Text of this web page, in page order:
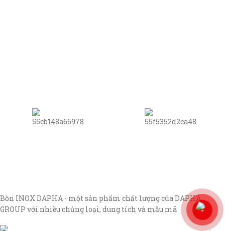
Bồn INOX DAPHA - một sản phẩm chất lượng của DAPHA
GROUP với nhiều chủng loại, dung tích và mẫu mã